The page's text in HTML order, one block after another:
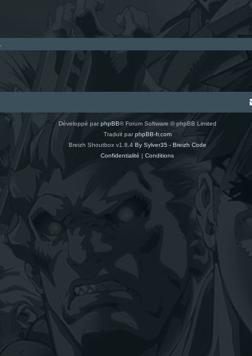
Développé parphpBB® Forum Software © phpBB Limited
Traduit parphpBB-fr.com
Breizh Shoutbox v1.8.4 By Sylver35 - Breizh Code
Confidentialité | Conditions